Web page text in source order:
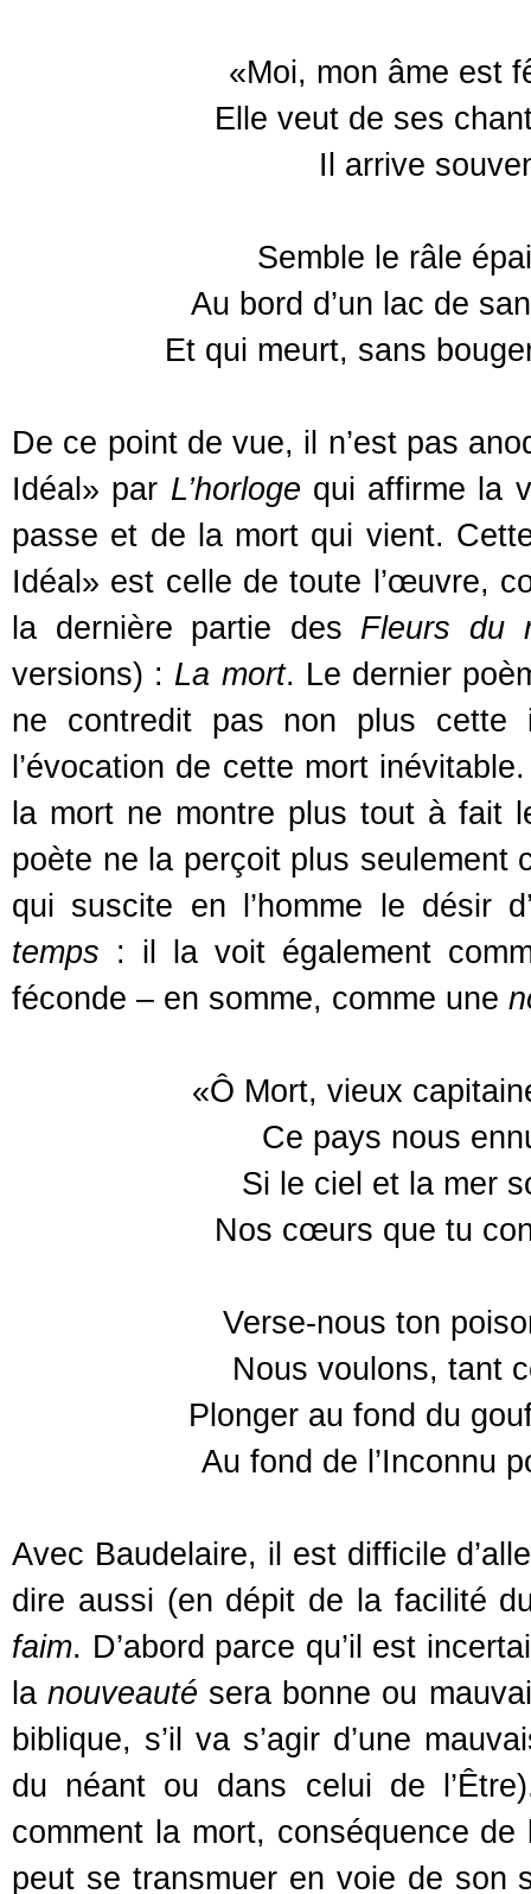
«Moi, mon âme est
Elle veut de ses
Il arrive
Semble le râle
Au bord d’un lac de
Et qui meurt, sans
De ce point de vue, il n’est pas
Idéal» par L’horloge qui affirme la
passe et de la mort qui vient.
Idéal» est celle de toute l’œuvre,
la dernière partie des Fleurs du
versions) : La mort. Le dernier
ne contredit pas non plus cette
l’évocation de cette mort
la mort ne montre plus tout à fait
poète ne la perçoit plus seulement
qui suscite en l’homme le désir
temps : il la voit également
féconde – en somme, comme une
«Ô Mort, vieux
Ce pays nous
Si le ciel et la mer
Nos cœurs que tu
Verse-nous ton
Nous voulons, tant
Plonger au fond du
Au fond de l’Inconnu
Avec Baudelaire, il est difficile
dire aussi (en dépit de la facilité
faim. D’abord parce qu’il est
lanouveauté sera bonne ou
biblique, s’il va s’agir d’une
du néant ou dans celui de
comment la mort, conséquence
peut se transmuer en voie de son